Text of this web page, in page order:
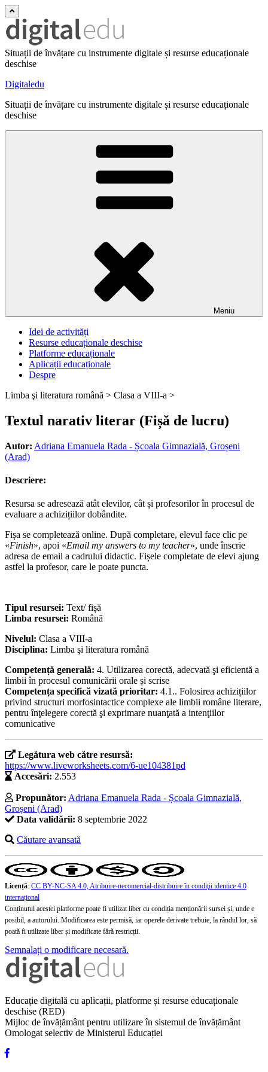
Situații de învățare cu instrumente digitale și resurse educaționale
deschise
Digitaledu
Situații de învățare cu instrumente digitale și resurse educaționale
deschise
Meniu
Idei de activități
Resurse educaționale deschise
Platforme educaționale
Aplicații educaționale
Despre
Limba şi literatura română > Clasa a VIII-a >
Textul narativ literar (Fișă de lucru)
Autor: Adriana Emanuela Rada - Școala Gimnazială, Groșeni
(Arad)
Descriere:
Resursa se adresează atât elevilor, cât și profesorilor în procesul de
evaluare a achizițiilor dobândite.
Fișa se completează online. După completare, elevul face clic pe
«Finish», apoi «Email my answers to my teacher», unde înscrie
adresa de email a cadrului didactic. Fișele completate de elevi ajung
astfel la profesor, care le poate puncta.
Tipul resursei: Text/ fișă
Limba resursei: Română
Nivelul: Clasa a VIII-a
Disciplina: Limba şi literatura română
Competență generală: 4. Utilizarea corectă, adecvată şi eficientă a
limbii în procesul comunicării orale și scrise
Competența specifică vizată prioritar: 4.1.. Folosirea achizițiilor
privind structuri morfosintactice complexe ale limbii române literare,
pentru înţelegere corectă şi exprimare nuanţată a intenţiilor
comunicative
Legătura web către resursă:
https://www.liveworksheets.com/6-ue104381pd
Accesări: 2.553
Propunător: Adriana Emanuela Rada - Școala Gimnazială,
Groșeni (Arad)
Data validării: 8 septembrie 2022
Căutare avansată
Licență: CC BY-NC-SA 4.0, Atribuire-necomercial-distribuire în condiţii identice 4.0
internațional
Conținutul acestei platforme poate fi utilizat liber cu condiția menționării sursei și, unde e
posibil, a autorului. Modificarea este permisă, iar operele derivate trebuie, la rândul lor, să
poată fi utilizate liber și modificate fără restricții.
Semnalați o modificare necesară.
Educație digitală cu aplicații, platforme și resurse educaționale
deschise (RED)
Mijloc de învățământ pentru utilizare în sistemul de învățământ
Omologat selectiv de Ministerul Educației